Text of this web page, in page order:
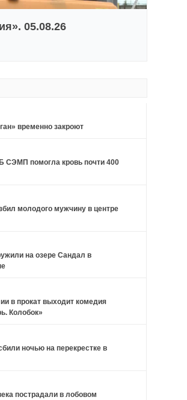
05.08.26
временно закроют
СЭМП помогла кровь почти 400
молодого мужчину в центре
на озере Сандал в
в прокат выходит комедия
Колобок»
ночью на перекрестке в
пострадали в лобовом